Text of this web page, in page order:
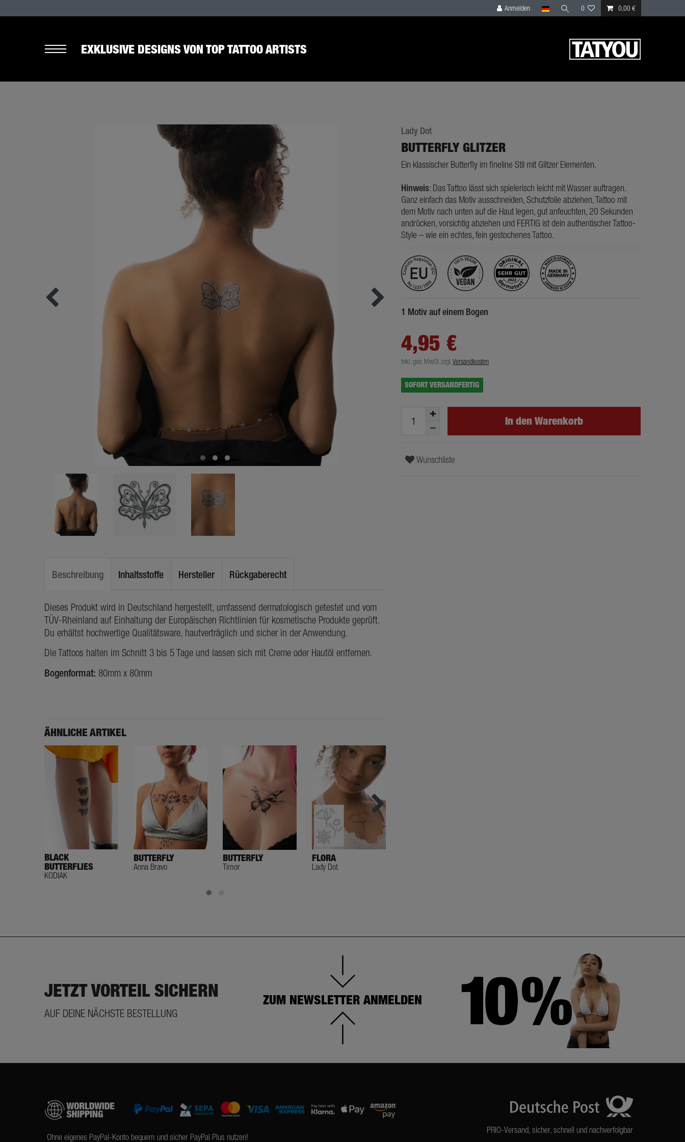
Anmelden 0 0,00 €
EXKLUSIVE DESIGNS VON TOP TATTOO ARTISTS
Lady Dot
BUTTERFLY GLITZER
Ein klassischer Butterfly im fineline Stil mit Glitzer Elementen.
Hinweis: Das Tattoo lässt sich spielerisch leicht mit Wasser auftragen.
Ganz einfach das Motiv ausschneiden, Schutzfolie abziehen, Tattoo mit
dem Motiv nach unten auf die Haut legen, gut anfeuchten, 20 Sekunden
andrücken, vorsichtig abziehen und FERTIG ist dein authentischer Tattoo-
Style – wie ein echtes, fein gestochenes Tattoo.
1 Motiv auf einem Bogen
4,95 €
inkl. ges. MwSt.zzgl.Versandkosten
SOFORT VERSANDFERTIG
In den Warenkorb
Wunschliste
Beschreibung Inhaltsstoffe Hersteller Rückgaberecht
Dieses Produkt wird in Deutschland hergestellt, umfassend dermatologisch getestet und vom
TÜV-Rheinland auf Einhaltung der Europäischen Richtlinien für kosmetische Produkte geprüft.
Du erhältst hochwertige Qualitätsware, hautverträglich und sicher in der Anwendung.
Die Tattoos halten im Schnitt 3 bis 5 Tage und lassen sich mit Creme oder Hautöl entfernen.
Bogenformat: 80mm x 80mm
ÄHNLICHE ARTIKEL
BLACK
BUTTERFLIES
KODIAK
BUTTERFLY
Anna Bravo
BUTTERFLY
Timor
FLORA
Lady Dot
JETZT VORTEIL SICHERN
AUF DEINE NÄCHSTE BESTELLUNG
ZUM NEWSLETTER ANMELDEN
Ohne eigenes PayPal-Konto bequem und sicher PayPal Plus nutzen!
PRIO-Versand, sicher, schnell und nachverfolgbar